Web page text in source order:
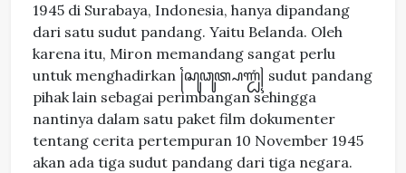
1945 di Surabaya, Indonesia, hanya dipandang
dari satu sudut pandang. Yaitu Belanda. Oleh
karena itu, Miron memandang sangat perlu
untuk menghadirkan ꧌ꦱꦸꦣꦸꦠ꧀ꦥꦟ꧀ꦝꦁ꧍ sudut pandang
pihak lain sebagai perimbangan sehingga
nantinya dalam satu paket film dokumenter
tentang cerita pertempuran 10 November 1945
akan ada tiga sudut pandang dari tiga negara.